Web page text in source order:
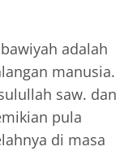
adalah
manusia.
saw. dan
pula
di masa